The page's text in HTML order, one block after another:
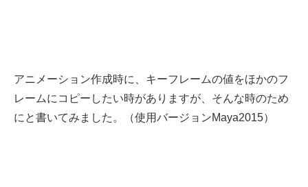
アニメーション作成時に、キーフレームの値をほかのフ
レームにコピーしたい時がありますが、そんな時のため
にと書いてみました。（使用バージョンMaya2015）